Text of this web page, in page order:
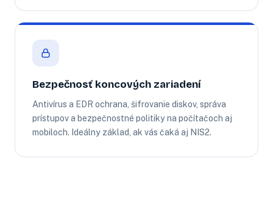
Bezpečnosť koncových zariadení
Antivírus a EDR ochrana, šifrovanie diskov, správa
prístupov a bezpečnostné politiky na počítačoch aj
mobiloch. Ideálny základ, ak vás čaká aj NIS2.